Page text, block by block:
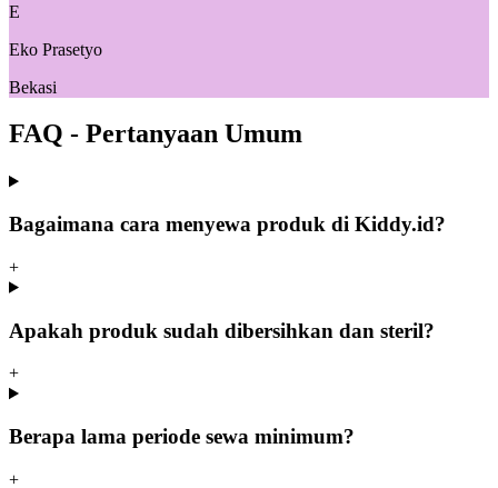
E
Eko Prasetyo
Bekasi
FAQ - Pertanyaan Umum
Bagaimana cara menyewa produk di Kiddy.id?
+
Apakah produk sudah dibersihkan dan steril?
+
Berapa lama periode sewa minimum?
+